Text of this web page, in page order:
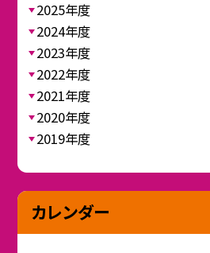
2025年度
2024年度
2023年度
2022年度
2021年度
2020年度
2019年度
カレンダー